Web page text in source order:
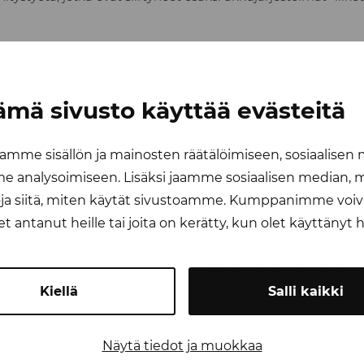
sivusto käyttää evästeitä
sisällön ja mainosten räätälöimiseen, sosiaalisen
analysoimiseen. Lisäksi jaamme sosiaalisen median,
siitä, miten käytät sivustoamme. Kumppanimme
antanut heille tai joita on kerätty, kun olet käyttänyt
Kiellä Salli kaikki
Näytä tiedot ja muokkaa
Münchenin ja Wolfsburgin toimipaikoissa Saksassa sekä
keskittyy strategisesti tärkeimpiin toimintoihinsa, jotka
toimintomme siirtyvät kaupan myötä
kertoo Valmet Automotiven toimitusjohtaja
Automotive luopuu autoteollisuudelle yleisiä
ajoneuvojen valmistuspalveluja, katto- ja